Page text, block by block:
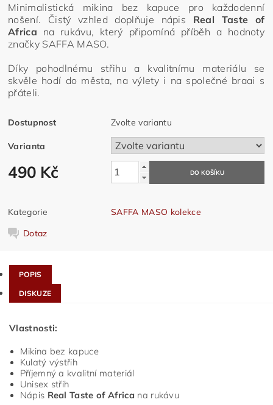
Minimalistická mikina bez kapuce pro každodenní
nošení. Čistý vzhled doplňuje nápis Real Taste of
Africa na rukávu, který připomíná příběh a hodnoty
značky SAFFA MASO.
Díky pohodlnému střihu a kvalitnímu materiálu se
skvěle hodí do města, na výlety i na společné braai s
přáteli.
Dostupnost Zvolte variantu
Varianta
490 Kč
Kategorie
SAFFA MASO kolekce
Dotaz
POPIS
DISKUZE
Vlastnosti:
Mikina bez kapuce
Kulatý výstřih
Příjemný a kvalitní materiál
Unisex střih
Nápis Real Taste of Africana rukávu